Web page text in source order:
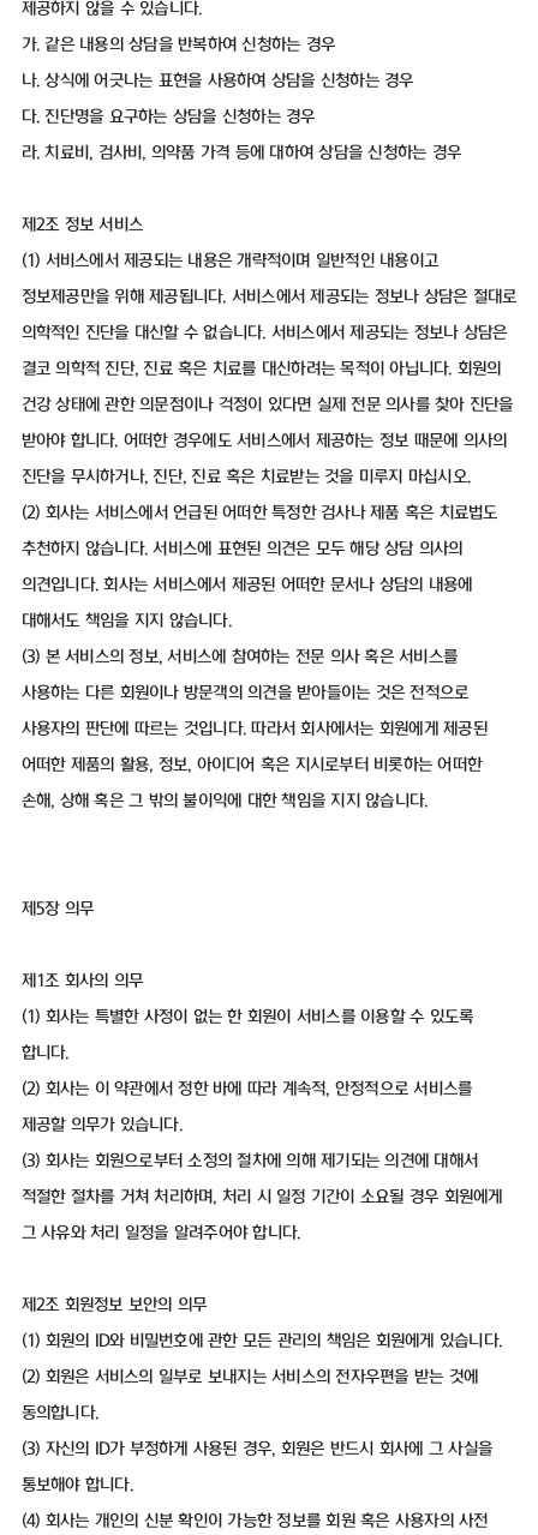
제공하지 않을 수 있습니다.
가. 같은 내용의 상담을 반복하여 신청하는 경우
나. 상식에 어긋나는 표현을 사용하여 상담을 신청하는 경우
다. 진단명을 요구하는 상담을 신청하는 경우
라. 치료비, 검사비, 의약품 가격 등에 대하여 상담을 신청하는 경우
제2조 정보 서비스
(1) 서비스에서 제공되는 내용은 개략적이며 일반적인 내용이고
정보제공만을 위해 제공됩니다. 서비스에서 제공되는 정보나 상담은 절대로
의학적인 진단을 대신할 수 없습니다. 서비스에서 제공되는 정보나 상담은
결코 의학적 진단, 진료 혹은 치료를 대신하려는 목적이 아닙니다. 회원의
건강 상태에 관한 의문점이나 걱정이 있다면 실제 전문 의사를 찾아 진단을
받아야 합니다. 어떠한 경우에도 서비스에서 제공하는 정보 때문에 의사의
진단을 무시하거나, 진단, 진료 혹은 치료받는 것을 미루지 마십시오.
(2) 회사는 서비스에서 언급된 어떠한 특정한 검사나 제품 혹은 치료법도
추천하지 않습니다. 서비스에 표현된 의견은 모두 해당 상담 의사의
의견입니다. 회사는 서비스에서 제공된 어떠한 문서나 상담의 내용에
대해서도 책임을 지지 않습니다.
(3) 본 서비스의 정보, 서비스에 참여하는 전문 의사 혹은 서비스를
사용하는 다른 회원이나 방문객의 의견을 받아들이는 것은 전적으로
사용자의 판단에 따르는 것입니다. 따라서 회사에서는 회원에게 제공된
어떠한 제품의 활용, 정보, 아이디어 혹은 지시로부터 비롯하는 어떠한
손해, 상해 혹은 그 밖의 불이익에 대한 책임을 지지 않습니다.
제5장 의무
제1조 회사의 의무
(1) 회사는 특별한 사정이 없는 한 회원이 서비스를 이용할 수 있도록
합니다.
(2) 회사는 이 약관에서 정한 바에 따라 계속적, 안정적으로 서비스를
제공할 의무가 있습니다.
(3) 회사는 회원으로부터 소정의 절차에 의해 제기되는 의견에 대해서
적절한 절차를 거쳐 처리하며, 처리 시 일정 기간이 소요될 경우 회원에게
그 사유와 처리 일정을 알려주어야 합니다.
제2조 회원정보 보안의 의무
(1) 회원의 ID와 비밀번호에 관한 모든 관리의 책임은 회원에게 있습니다.
(2) 회원은 서비스의 일부로 보내지는 서비스의 전자우편을 받는 것에
동의합니다.
(3) 자신의 ID가 부정하게 사용된 경우, 회원은 반드시 회사에 그 사실을
통보해야 합니다.
(4) 회사는 개인의 신분 확인이 가능한 정보를 회원 혹은 사용자의 사전